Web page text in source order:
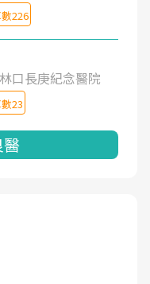
226
口長庚紀念醫院
23